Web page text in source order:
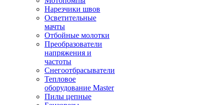
Нарезчики швов
Осветительные
мачты
Отбойные молотки
Преобразователи
напряжения и
частоты
Снегоотбрасыватели
Тепловое
оборудование Master
Пилы цепные